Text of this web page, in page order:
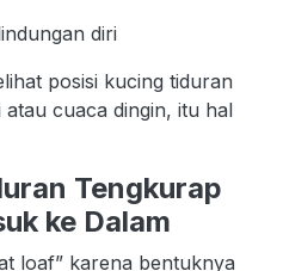
diri
posisi kucing tiduran
cuaca dingin, itu hal
Tengkurap
ke Dalam
loaf” karena bentuknya